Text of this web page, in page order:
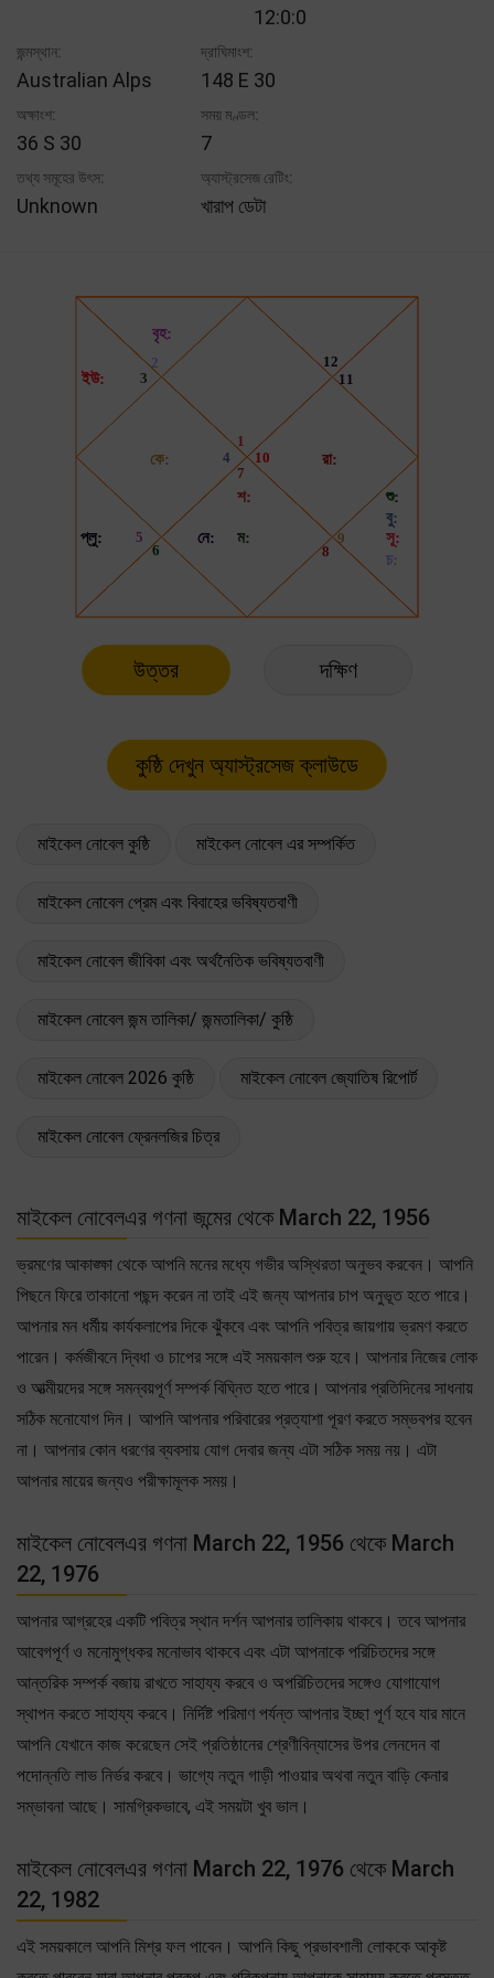
12:0:0
জন্মস্থান:
Australian Alps
দ্রাঘিমাংশ:
148 E 30
অক্ষাংশ:
36 S 30
সময় মণ্ডল:
7
তথ্য সমূহের উৎস:
Unknown
অ্যাস্ট্রসেজ রেটিং:
খারাপ ডেটা
উত্তর দক্ষিণ
মাইকেল নোবেল কুষ্ঠি মাইকেল নোবেল এর সম্পর্কিত
মাইকেল নোবেল প্রেম এবং বিবাহের ভবিষ্যতবাণী
মাইকেল নোবেল জীবিকা এবং অর্থনৈতিক ভবিষ্যতবাণী
মাইকেল নোবেল জন্ম তালিকা/ জন্মতালিকা/ কুষ্ঠি
মাইকেল নোবেল 2026 কুষ্ঠি মাইকেল নোবেল জ্যোতিষ রিপোর্ট
মাইকেল নোবেল ফ্রেনলজির চিত্র
মাইকেল নোবেলএর গণনা জন্মের থেকে March 22, 1956
ভ্রমণের আকাঙ্ক্ষা থেকে আপনি মনের মধ্যে গভীর অস্থিরতা অনুভব করবেন। আপনি
পিছনে ফিরে তাকানো পছন্দ করেন না তাই এই জন্য আপনার চাপ অনুভূত হতে পারে।
আপনার মন ধর্মীয় কার্যকলাপের দিকে ঝুঁকবে এবং আপনি পবিত্র জায়গায় ভ্রমণ করতে
পারেন। কর্মজীবনে দ্বিধা ও চাপের সঙ্গে এই সময়কাল শুরু হবে। আপনার নিজের লোক
ও আত্মীয়দের সঙ্গে সমন্বয়পূর্ণ সম্পর্ক বিঘ্নিত হতে পারে। আপনার প্রতিদিনের সাধনায়
সঠিক মনোযোগ দিন। আপনি আপনার পরিবারের প্রত্যাশা পূরণ করতে সম্ভবপর হবেন
না। আপনার কোন ধরণের ব্যবসায় যোগ দেবার জন্য এটা সঠিক সময় নয়। এটা
আপনার মায়ের জন্যও পরীক্ষামূলক সময়।
মাইকেল নোবেলএর গণনা March 22, 1956 থেকে March
22, 1976
আপনার আগ্রহের একটি পবিত্র স্থান দর্শন আপনার তালিকায় থাকবে। তবে আপনার
আবেগপূর্ণ ও মনোমুগ্ধকর মনোভাব থাকবে এবং এটা আপনাকে পরিচিতদের সঙ্গে
আন্তরিক সম্পর্ক বজায় রাখতে সাহায্য করবে ও অপরিচিতদের সঙ্গেও যোগাযোগ
স্থাপন করতে সাহায্য করবে। নির্দিষ্ট পরিমাণ পর্যন্ত আপনার ইচ্ছা পূর্ণ হবে যার মানে
আপনি যেখানে কাজ করেছেন সেই প্রতিষ্ঠানের শ্রেণীবিন্যাসের উপর লেনদেন বা
পদোন্নতি লাভ নির্ভর করবে। ভাগ্যে নতুন গাড়ী পাওয়ার অথবা নতুন বাড়ি কেনার
সম্ভাবনা আছে। সামগ্রিকভাবে, এই সময়টা খুব ভাল।
মাইকেল নোবেলএর গণনা March 22, 1976 থেকে March
22, 1982
এই সময়কালে আপনি মিশ্র ফল পাবেন। আপনি কিছু প্রভাবশালী লোককে আকৃষ্ট